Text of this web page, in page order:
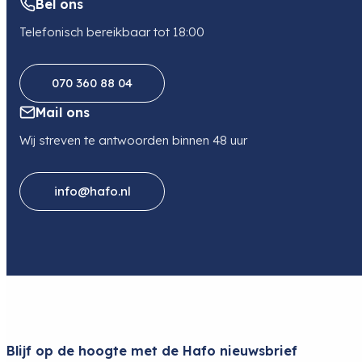
Bel ons
Telefonisch bereikbaar tot 18:00
070 360 88 04
Mail ons
Wij streven te antwoorden binnen 48 uur
info@hafo.nl
Blijf op de hoogte met de Hafo nieuwsbrief